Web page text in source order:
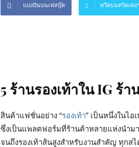
แบ่งปันบนเฟสบุ๊ค ทวีตบนทวิตเตอ
5 ร้านรองเท้าใน IG ร้
สินค้าแฟชั่นอย่าง “รองเท้า” เป็นหนึ่งในไอ
ซึ่งเป็นแพลตฟอร์มที่ร้านค้าหลายแห่งนำม
จนถึงรองเท้าส้นสูงสำหรับงานสำคัญ ทุกส